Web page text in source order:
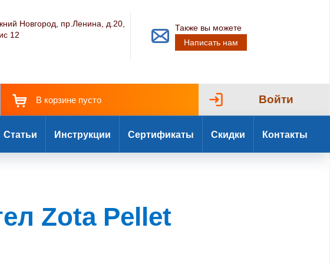
Новгород, пр.Ленина, д.20,
12
Также вы можете
Написать нам
В корзине пусто Войти
Статьи Инструкции Сертификаты Скидки Контакты
Zota Pellet